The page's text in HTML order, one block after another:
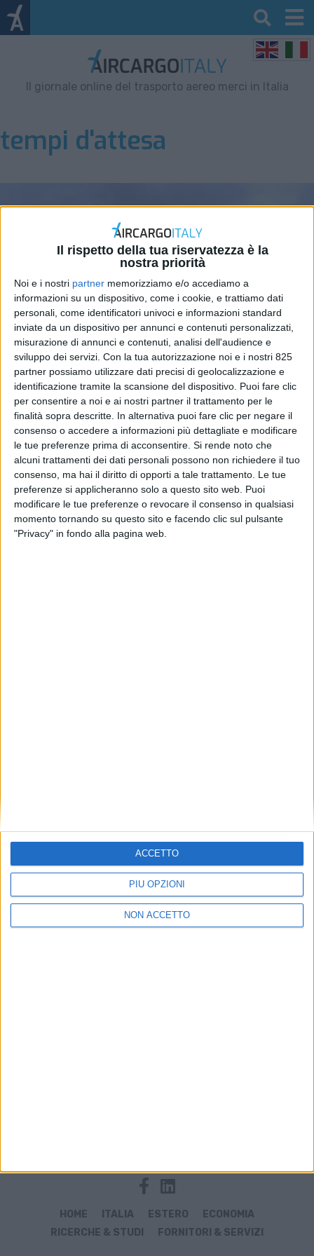
Il rispetto della tua riservatezza è la
nostra priorità
Noi e i nostri partner memorizziamo e/o accediamo a
informazioni su un dispositivo, come i cookie, e trattiamo dati
personali, come identificatori univoci e informazioni standard
inviate da un dispositivo per annunci e contenuti personalizzati,
misurazione di annunci e contenuti, analisi dell'audience e
sviluppo dei servizi. Con la tua autorizzazione noi e i nostri 825
partner possiamo utilizzare dati precisi di geolocalizzazione e
identificazione tramite la scansione del dispositivo. Puoi fare clic
per consentire a noi e ai nostri partner il trattamento per le
finalità sopra descritte. In alternativa puoi fare clic per negare il
consenso o accedere a informazioni più dettagliate e modificare
le tue preferenze prima di acconsentire. Si rende noto che
alcuni trattamenti dei dati personali possono non richiedere il tuo
consenso, ma hai il diritto di opporti a tale trattamento. Le tue
preferenze si applicheranno solo a questo sito web. Puoi
modificare le tue preferenze o revocare il consenso in qualsiasi
momento tornando su questo sito e facendo clic sul pulsante
"Privacy" in fondo alla pagina web.
PIÙ OPZIONI
NON ACCETTO
ACCETTO
Il giornale online del trasporto aereo merci in Italia
tempi d'attesa
Sui tempi di carico e scarico
merci è arrivata l’attesa
circolare esplicativa del Mit
ITALIA 4 NOVEMBRE 2025
HOME ITALIA ESTERO
ECONOMIA
RICERCHE & STUDI
FORNITORI & SERVIZI